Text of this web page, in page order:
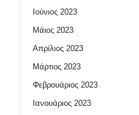
Ιούνιος 2023
Μάιος 2023
Απρίλιος 2023
Μάρτιος 2023
Φεβρουάριος 2023
Ιανουάριος 2023